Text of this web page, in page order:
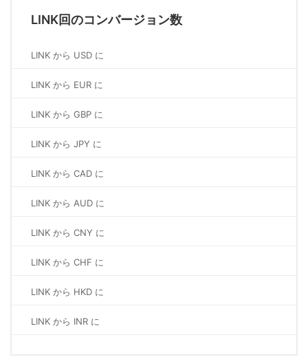
LINK回のコンバージョン数
LINK から USD に
LINK から EUR に
LINK から GBP に
LINK から JPY に
LINK から CAD に
LINK から AUD に
LINK から CNY に
LINK から CHF に
LINK から HKD に
LINK から INR に